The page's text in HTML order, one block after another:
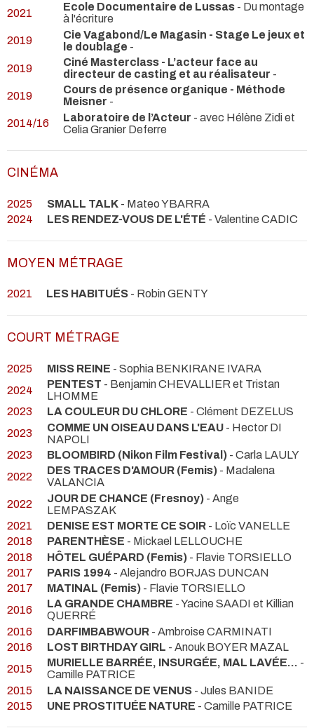
2021
Ecole Documentaire de Lussas - Du montage
à l'écriture
2019
Cie Vagabond/Le Magasin - Stage Le jeux et
le doublage -
2019
Ciné Masterclass - L’acteur face au
directeur de casting et au réalisateur -
2019
Cours de présence organique - Méthode
Meisner -
2014/16
Laboratoire de l’Acteur - avec Hélène Zidi et
Celia Granier Deferre
CINÉMA
2025 SMALL TALK - Mateo YBARRA
2024
LES RENDEZ-VOUS DE L'ÉTÉ - Valentine CADIC
MOYEN MÉTRAGE
2021 LES HABITUÉS - Robin GENTY
COURT MÉTRAGE
2025 MISS REINE - Sophia BENKIRANE IVARA
2024
PENTEST - Benjamin CHEVALLIER et Tristan
LHOMME
2023
LA COULEUR DU CHLORE - Clément DEZELUS
2023
COMME UN OISEAU DANS L'EAU - Hector DI
NAPOLI
2023
BLOOMBIRD (Nikon Film Festival) - Carla LAULY
2022
DES TRACES D'AMOUR (Femis) - Madalena
VALANCIA
2022
JOUR DE CHANCE (Fresnoy) - Ange
LEMPASZAK
2021
DENISE EST MORTE CE SOIR - Loïc VANELLE
2018
PARENTHÈSE - Mickael LELLOUCHE
2018
HÔTEL GUÉPARD (Femis) - Flavie TORSIELLO
2017
PARIS 1994 - Alejandro BORJAS DUNCAN
2017
MATINAL (Femis) - Flavie TORSIELLO
2016
LA GRANDE CHAMBRE - Yacine SAADI et Killian
QUERRÉ
2016
DARFIMBABWOUR - Ambroise CARMINATI
2016
LOST BIRTHDAY GIRL - Anouk BOYER MAZAL
2015
MURIELLE BARRÉE, INSURGÉE, MAL LAVÉE... -
Camille PATRICE
2015
LA NAISSANCE DE VENUS - Jules BANIDE
2015
UNE PROSTITUÉE NATURE - Camille PATRICE